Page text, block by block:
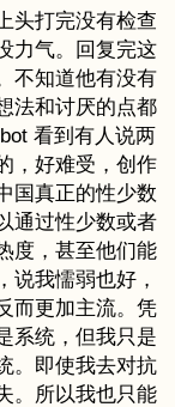
头打完没有检查
力气。回复完这
不知道他有没有
法和讨厌的点都
看到有人说两
，好难受，创作
国真正的性少数
通过性少数或者
度，甚至他们能
说我懦弱也好，
而更加主流。凭
系统，但我只是
。即使我去对抗
。所以我也只能